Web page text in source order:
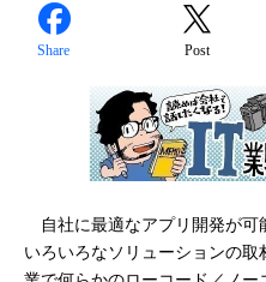
Share Post
自社に最適なアプリ開発が可
いろいろなソリューションの